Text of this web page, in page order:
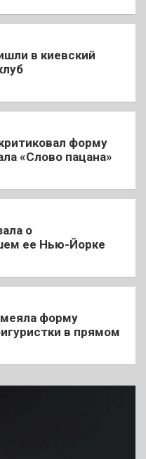
в киевский
форму
«Слово пацана»
о
ее Нью-Йорке
форму
в прямом